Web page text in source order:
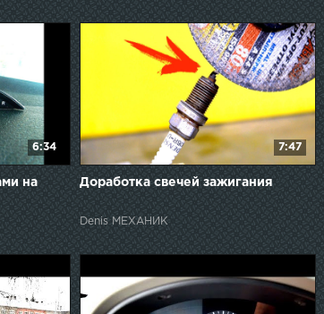
6:34
на
7:47
Доработка свечей зажигания
Denis МЕХАНИК